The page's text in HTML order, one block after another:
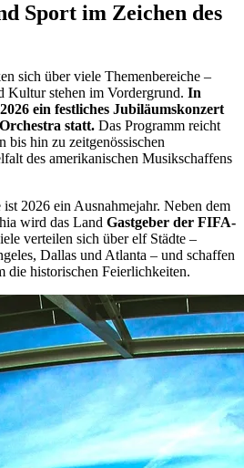
Sport im Zeichen des
sich über viele Themenbereiche –
Kultur stehen im Vordergrund. In
ein festliches Jubiläumskonzert
statt. Das Programm reicht
bis hin zu zeitgenössischen
des amerikanischen Musikschaffens
2026 ein Ausnahmejahr. Neben dem
wird das Land Gastgeber der FIFA-
verteilen sich über elf Städte –
Dallas und Atlanta – und schaffen
die historischen Feierlichkeiten.